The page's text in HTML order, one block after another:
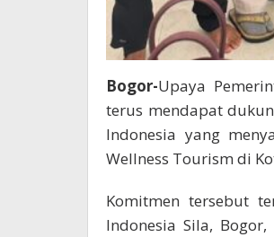
Bogor-Upaya
terus mendapat
Indonesia yang
Wellness Tourism di
Komitmen tersebut
Indonesia Sila,